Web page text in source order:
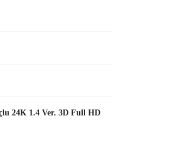
24K 1.4 Ver. 3D Full HD